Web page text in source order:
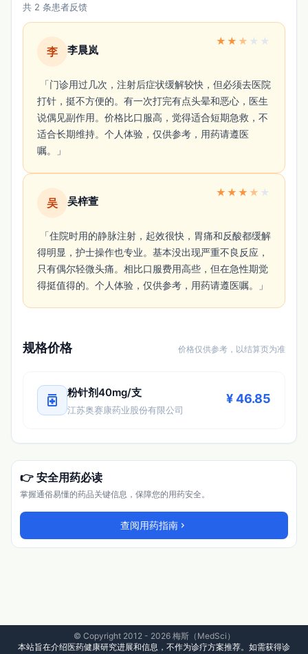
共 2 条患者反馈
李 李晨岚
★ ★ ★ ★ ★
打针，挺不方便的。有一次打完有点头晕和恶心，医生
说偶见副作用。价格比口服高，觉得适合短期急救，不
适合长期维持。个人体验，仅供参考，用药请遵医
嘱。」
吴 吴梓萱
★ ★ ★ ★ ★
得明显，护士操作也专业。基本没出现严重不良反应，
只有偶尔轻微头痛。相比口服费用高些，但在急性期觉
得挺值得的。个人体验，仅供参考，用药请遵医嘱。」
规格价格 价格仅供参考，以结算页为准
medication 粉针剂40mg/支
江苏奥赛康药业股份有限公司
¥ 46.85
👉 安全用药必读
掌握通俗易懂的药品关键信息，保障您的用药安全。
查阅用药指南 chevron_right
© Copyright 2012 - 2026 梅斯（MedSci）
本站旨在介绍医药健康研究进展和信息，不作为诊疗方案推荐。如需获得诊